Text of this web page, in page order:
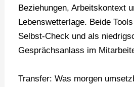
Beziehungen, Arbeitskontext
Lebenswetterlage. Beide
Selbst-Check und als
Gesprächsanlass im
Transfer: Was morgen